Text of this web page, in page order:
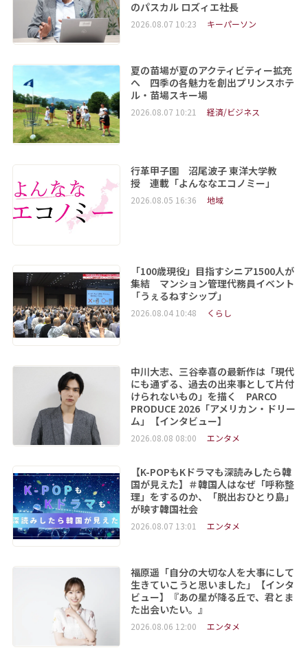
のパスカル ロズィエ社長
2026.08.07 10:23 キーパーソン
夏の苗場が夏のアクティビティー拡充
へ 四季の各魅力を創出プリンスホテ
ル・苗場スキー場
2026.08.07 10:21 経済/ビジネス
行革甲子園 沼尾波子 東洋大学教
授 連載「よんななエコノミー」
2026.08.05 16:36 地域
「100歳現役」目指すシニア1500人が
集結 マンション管理代務員イベント
「うぇるねすシップ」
2026.08.04 10:48 くらし
中川大志、三谷幸喜の最新作は「現代
にも通ずる、過去の出来事として片付
けられないもの」を描く PARCO
PRODUCE 2026「アメリカン・ドリー
ム」【インタビュー】
2026.08.08 08:00 エンタメ
【K-POPもKドラマも深読みしたら韓
国が見えた】＃韓国人はなぜ「呼称整
理」をするのか、「脱出おひとり島」
が映す韓国社会
2026.08.07 13:01 エンタメ
福原遥「自分の大切な人を大事にして
生きていこうと思いました」【インタ
ビュー】『あの星が降る丘で、君とま
た出会いたい。』
2026.08.06 12:00 エンタメ